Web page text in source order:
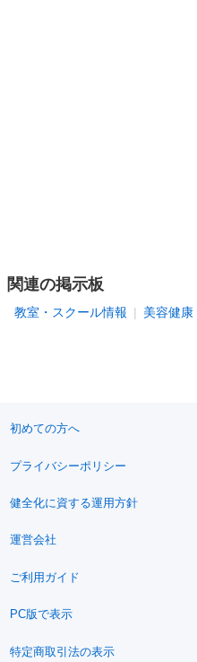
関連の掲示板
教室・スクール情報 美容健康
初めての方へ
プライバシーポリシー
健全化に資する運用方針
運営会社
ご利用ガイド
PC版で表示
特定商取引法の表示